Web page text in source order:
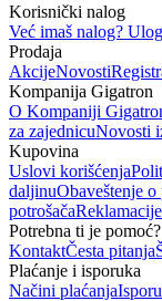
Korisnički nalog
Već imaš nalog?
Prodaja
AkcijeNovosti
Kompanija Gigatron
O Kompaniji
za zajednicuNovosti
Kupovina
Uslovi korišćenja
daljinuObaveštenje o
potrošačaReklamacije
Potrebna ti je pomoć?
KontaktČesta pitanja
Plaćanje i isporuka
Načini plaćanja